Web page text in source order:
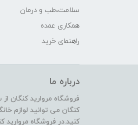
سلامت،طب و درمان
همکاری عمده
راهنمای خرید
درباره ما
کنگان می توانید لوازم
کنید.در فروشگاه مروارید